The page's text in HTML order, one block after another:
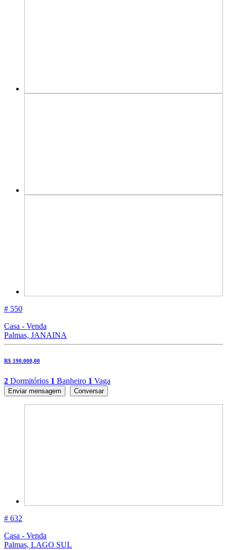
# 550
Casa - Venda
Palmas, JANAINA
R$ 190.000,00
2 Dormitórios 1 Banheiro 1 Vaga
Enviar mensagem Conversar
# 632
Casa - Venda
Palmas, LAGO SUL